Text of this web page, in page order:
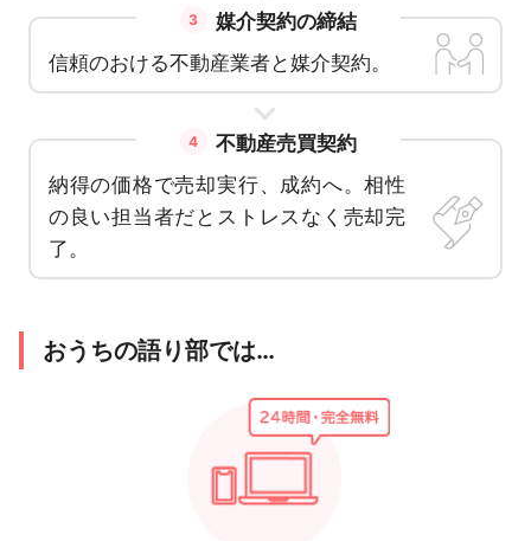
3
媒介契約の締結
信頼のおける不動産業者と媒介契約。
4
不動産売買契約
納得の価格で売却実行、成約へ。相性
の良い担当者だとストレスなく売却完
了。
おうちの語り部では…